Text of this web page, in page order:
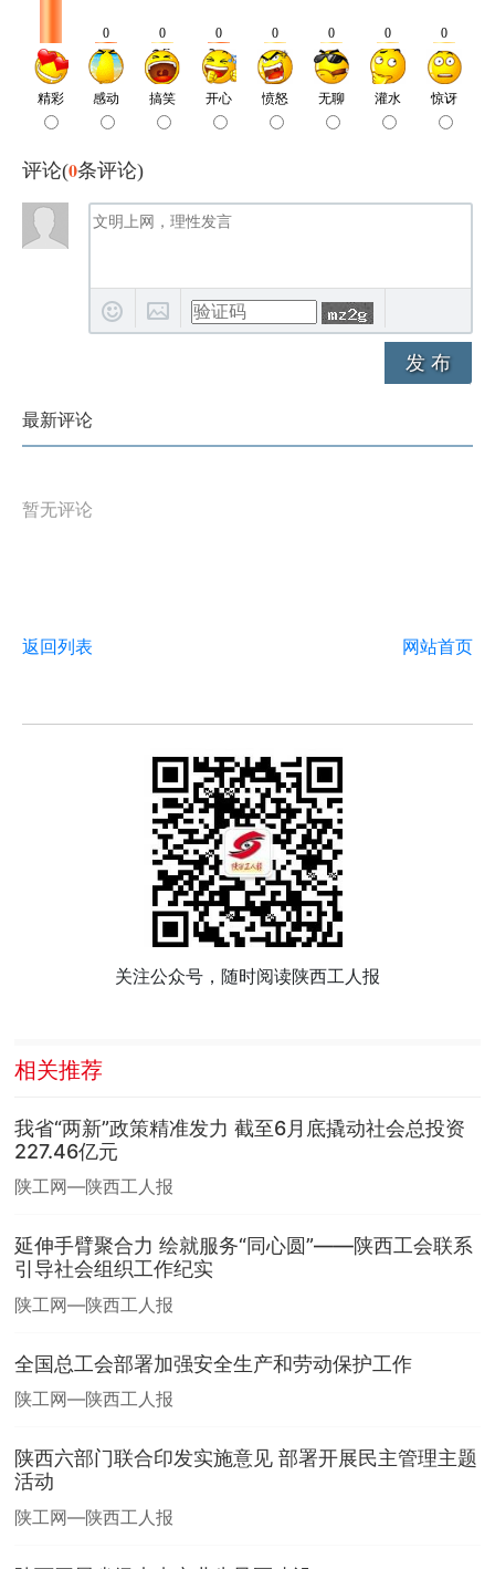
评论(0条评论)
发 布
最新评论
暂无评论
返回列表 网站首页
关注公众号，随时阅读陕西工人报
相关推荐
我省“两新”政策精准发力 截至6月底撬动社会总投资
227.46亿元
陕工网—陕西工人报
延伸手臂聚合力 绘就服务“同心圆”——陕西工会联系
引导社会组织工作纪实
陕工网—陕西工人报
全国总工会部署加强安全生产和劳动保护工作
陕工网—陕西工人报
陕西六部门联合印发实施意见 部署开展民主管理主题
活动
陕工网—陕西工人报